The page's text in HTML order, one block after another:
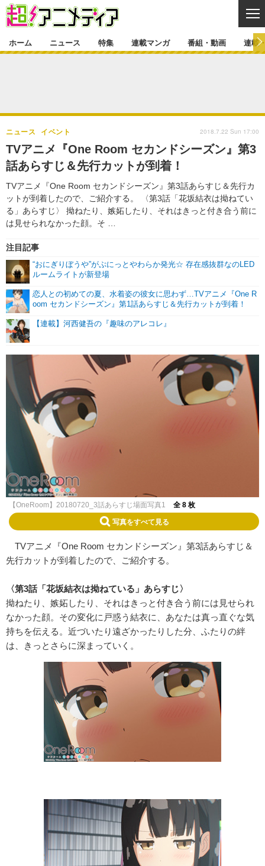
ゲーム・アプリ マンガ
グッズ
声優 コスプレ
舞台 新帝スタ
特集一覧 カバー
ラキりす
連載マンガ
連載マンガ一覧 連載一覧
番組・動画一覧
動画
連載・ブログ
連載・ブログ一覧 コラム
編集部ブログ・お知らせ
ホーム ニュース 特集 連載マンガ 番組・動画 連載
TVアニメ『One Room セカンドシーズン』第3
話あらすじ＆先行カットが到着！
TVアニメ『One Room セカンドシーズン』第3話あらすじ＆先行カ
ットが到着したので、ご紹介する。 〈第3話「花坂結衣は拗ねてい
る」あらすじ〉 拗ねたり、嫉妬したり、それはきっと付き合う前に
は見せられなかった顔。そ …
ニュース イベント
注目記事
“おにぎりぼうや”がぷにっとやわらか発光☆ 存在感抜群なのLED
ルームライトが新登場
恋人との初めての夏、水着姿の彼女に思わず…TVアニメ『One R
oom セカンドシーズン』第1話あらすじ＆先行カットが到着！
【連載】河西健吾の『趣味のアレコレ』
2018.7.22 Sun 17:00
【OneRoom】20180720_3話あらすじ場面写真1 全 8 枚
写真をすべて見る
TVアニメ『One Room セカンドシーズン』第3話あらすじ＆
先行カットが到着したので、ご紹介する。
〈第3話「花坂結衣は拗ねている」あらすじ〉
拗ねたり、嫉妬したり、それはきっと付き合う前には見せられ
なかった顔。その変化に戸惑う結衣に、あなたは真っ直ぐな気
持ちを伝える。近づいたり遠ざかったりした分、ふたりの絆
は、きっとさらに深まっていく。